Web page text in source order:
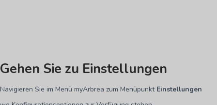
Gehen Sie zu Einstellungen
Navigieren Sie im Menü myArbrea zum Menüpunkt Einstellungen